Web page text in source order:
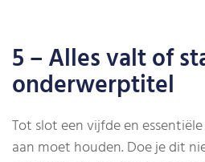
5 – Alles valt of
onderwerptitel
Tot slot een vijfde en
aan moet houden. Doe je dit